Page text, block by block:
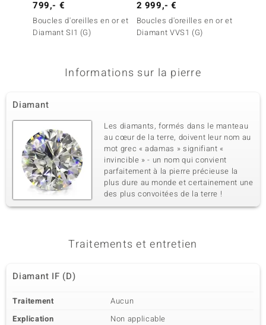
799,- €
Boucles d'oreilles en or et
Diamant SI1 (G)
2 999,- €
Boucles d'oreilles en or et
Diamant VVS1 (G)
Informations sur la pierre
Diamant
Les diamants, formés dans le manteau
au cœur de la terre, doivent leur nom au
mot grec « adamas » signifiant «
invincible » - un nom qui convient
parfaitement à la pierre précieuse la
plus dure au monde et certainement une
des plus convoitées de la terre !
Traitements et entretien
Diamant IF (D)
Traitement
Aucun
Explication
Non applicable